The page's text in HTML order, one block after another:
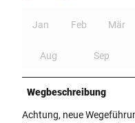
Jan Feb Mär
Aug Sep
Wegbeschreibung
Achtung, neue